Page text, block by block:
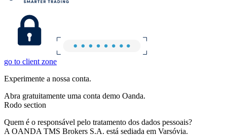
go to client zone
Experimente a nossa conta.
Abra gratuitamente uma conta demo Oanda.
Rodo section
Quem é o responsável pelo tratamento dos dados pessoais?
A OANDA TMS Brokers S.A. está sediada em Varsóvia.